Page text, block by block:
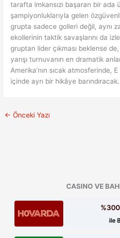
tarafta imkansızı başaran bir ada
şampiyonluklarıyla gelen
grupta sadece golleri değil, aynı
ekollerinin taktik savaşlarını da
gruptan lider çıkması beklense
yarışı turnuvanın en dramatik
Amerika’nın sıcak atmosferinde,
içinde ayrı bir hikâye barındıracak.
← Önceki Yazı
CASINO VE
ile